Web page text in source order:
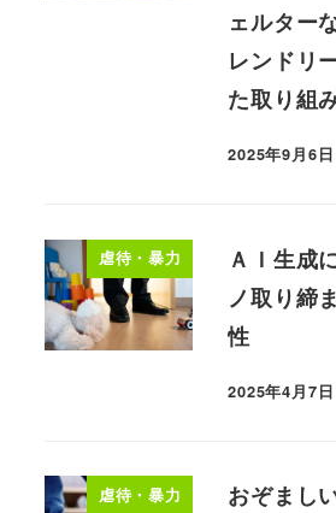
ェルター
レンドリ
た取り組
2025年9月6日
虐待・暴力
ＡＩ生成
ノ取り締
性
2025年4月7日
虐待・暴力
おぞまし